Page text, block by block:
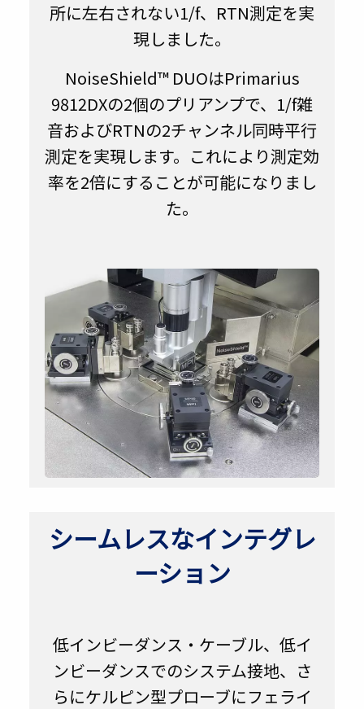
所に左右されない1/f、RTN測定を実
現しました。
NoiseShield™ DUOはPrimarius
9812DXの2個のプリアンプで、1/f雑
音およびRTNの2チャンネル同時平行
測定を実現します。これにより測定効
率を2倍にすることが可能になりまし
た。
シームレスなインテグレ
ーション
低インビーダンス・ケーブル、低イ
ンビーダンスでのシステム接地、さ
らにケルピン型プローブにフェライ